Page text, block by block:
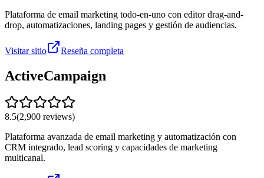
Plataforma de email marketing todo-en-uno con editor drag-and-
drop, automatizaciones, landing pages y gestión de audiencias.
Visitar sitio Reseña completa
ActiveCampaign
8.5(2,900 reviews)
Plataforma avanzada de email marketing y automatización con
CRM integrado, lead scoring y capacidades de marketing
multicanal.